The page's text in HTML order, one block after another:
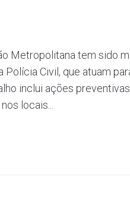
Metropolitana tem sido
Civil, que atuam
inclui ações
locais...